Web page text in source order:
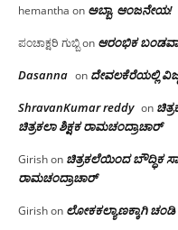
hemantha on ಅಬ್ಬಾ, ಆಂಜನೇಯ!
ಪಂಚಾಕ್ಷರಿ ಗುಬ್ಬಿon ಆರಂಭಿಕ
Dasanna on ದೇವಲಕೆರೆಯಲ್ಲಿ
ShravanKumar reddy on
ಚಿತ್ರಕಲಾ ಶಿಕ್ಷಕ ರಾಮಚಂದ್ರಾಚಾರ್
Girishon ಚಿತ್ರಕಲೆಯಿಂದ ಬೌದ್ಧಿಕ
ರಾಮಚಂದ್ರಾಚಾರ್
Girishon ಲೋಕಕಲ್ಯಾಣಕ್ಕಾಗಿ